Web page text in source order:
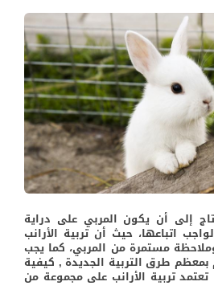
إلى أن يكون المربي على دراية
اتباعها، حيث أن تربية الأرانب
مستمرة من المربي، كما يجب
طرق التربية الجديدة , كيفية
: تعتمد تربية الأرانب على مجموعة من